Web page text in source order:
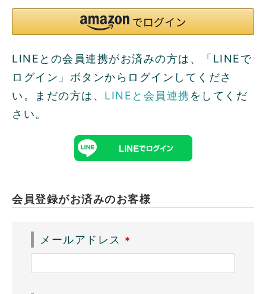
LINEとの会員連携がお済みの方は、「LINEで
ログイン」ボタンからログインしてくださ
い。まだの方は、 LINEと会員連携をしてくだ
さい。
会員登録がお済みのお客様
メールアドレス
(
必